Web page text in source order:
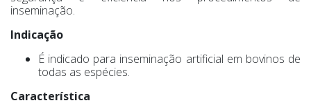
inseminação.
Indicação
É indicado para inseminação artificial em bovinos de
todas as espécies.
Característica